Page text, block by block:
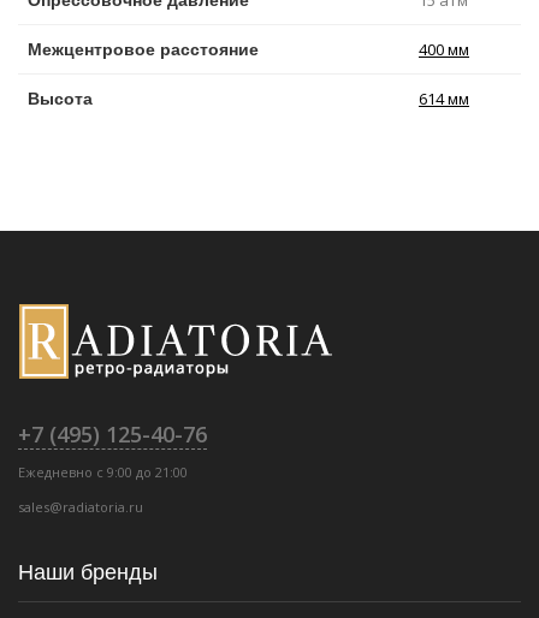
Межцентровое расстояние 400 мм
Высота 614 мм
+7 (495) 125-40-76
Ежедневно с 9:00 до 21:00
sales@radiatoria.ru
Наши бренды